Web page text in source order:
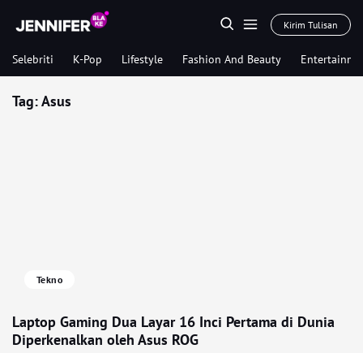
Kirim Tulisan
Selebriti K-Pop Lifestyle Fashion And Beauty
Tag:Asus
Tekno
Laptop Gaming Dua Layar 16 Inci Pertama di Dunia
Diperkenalkan oleh Asus ROG